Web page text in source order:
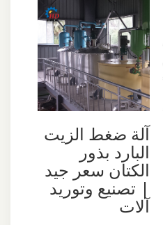
آلة ضغط الزيت
البارد بذور
الكتان سعر جيد
| تصنيع وتوريد
آلات